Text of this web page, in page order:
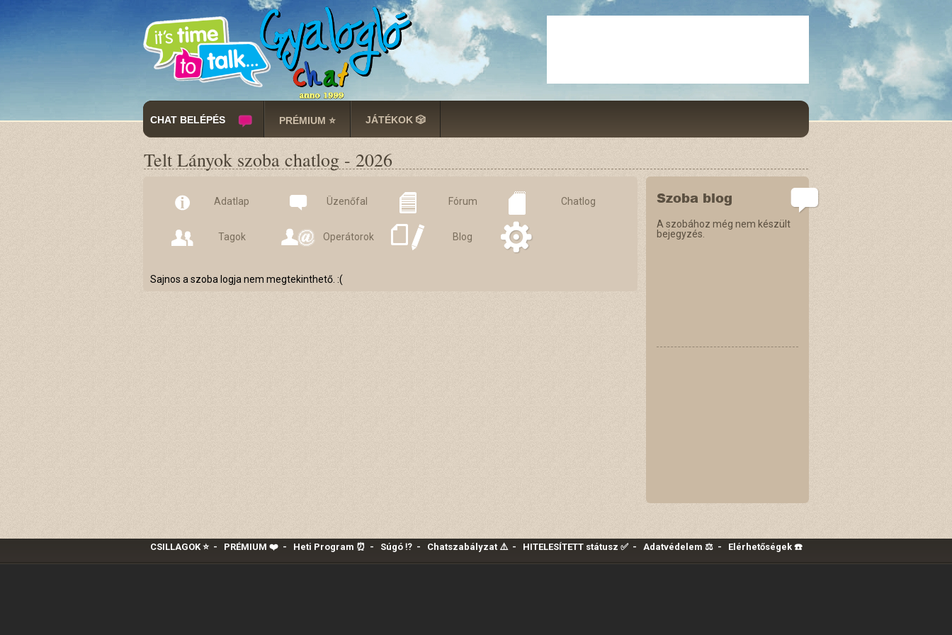
CHAT BELÉPÉS PRÉMIUM ⭐ JÁTÉKOK 🎲
Telt Lányok szoba chatlog - 2026
Adatlap Üzenőfal Fórum Chatlog
Tagok Operátorok Blog
Sajnos a szoba logja nem megtekinthető. :(
Szoba blog
A szobához még nem készült
bejegyzés.
CSILLAGOK ⭐- PRÉMIUM ❤️‍- Heti Program ⏰ - Súgó ⁉️- Chatszabályzat ⚠️- HITELESÍTETT státusz ✅- Adatvédelem ⚖️- Elérhetőségek ☎️